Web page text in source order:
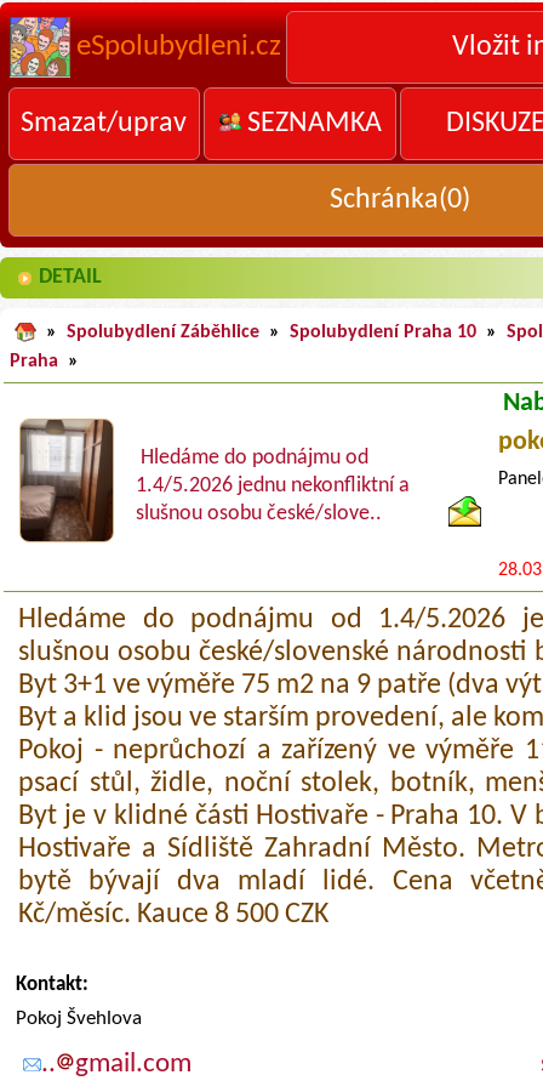
eSpolubydleni.cz Vložit
Smazat/uprav SEZNAMKA
Schránka(0)
DETAIL
» Spolubydlení Záběhlice » Spolubydlení Praha 10 »
Praha
»
Hledáme do podnájmu od
1.4/5.2026 jednu nekonfliktní a
slušnou osobu české/slove..
Hledáme do podnájmu od 1.4/5.2026
slušnou osobu české/slovenské národnosti
Byt 3+1 ve výměře 75 m2 na 9 patře (dva
Byt a klid jsou ve starším provedení, ale
Pokoj - neprůchozí a zařízený ve výměře
psací stůl, židle, noční stolek, botník,
Byt je v klidné části Hostivaře - Praha 10. V
Hostivaře a Sídliště Zahradní Město.
bytě bývají dva mladí lidé. Cena
Kč/měsíc. Kauce 8 500 CZK
Kontakt:
Pokoj Švehlova
.. gmail.com